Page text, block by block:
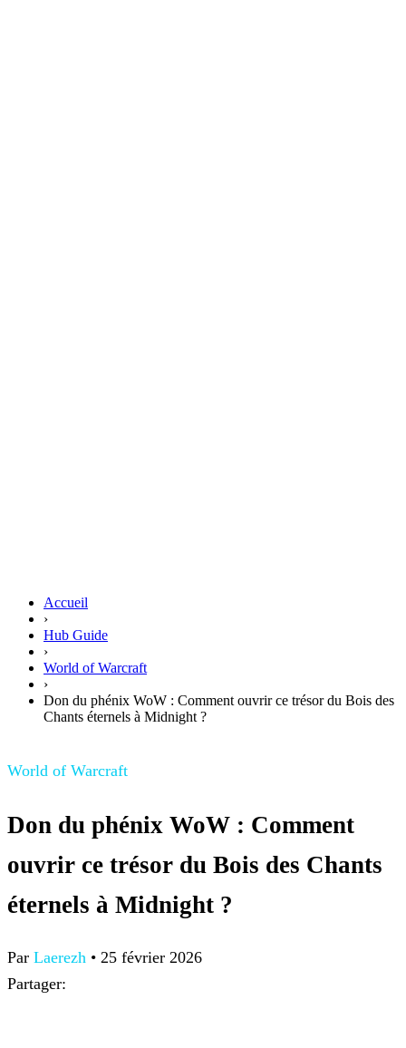
Accueil
›
Hub Guide
›
World of Warcraft
›
Don du phénix WoW : Comment ouvrir ce trésor du Bois des
Chants éternels à Midnight ?
World of Warcraft
Don du phénix WoW : Comment
ouvrir ce trésor du Bois des Chants
éternels à Midnight ?
Par Laerezh • 25 février 2026
Partager: